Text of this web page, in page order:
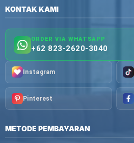
KONTAK KAMI
ORDER VIA WHATSAPP
+62 823-2620-3040
Instagram
Pinterest
METODE PEMBAYARAN